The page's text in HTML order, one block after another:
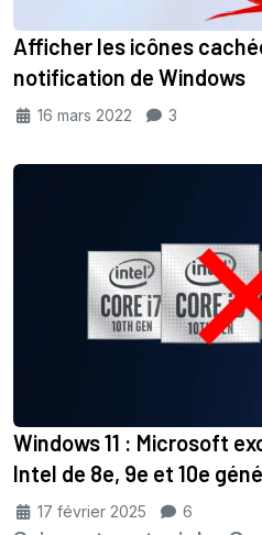
Afficher les icônes
notification de Windows
16 mars 2022 3
Windows 11 : Microsoft
Intel de 8e, 9e et 10e
17 février 2025 6